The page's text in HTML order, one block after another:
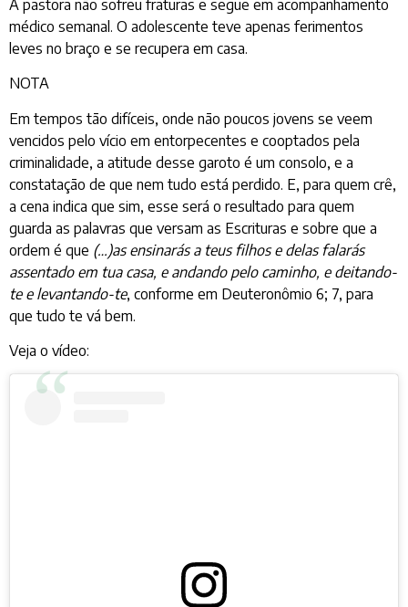
A pastora não sofreu fraturas e segue em acompanhamento
médico semanal. O adolescente teve apenas ferimentos
leves no braço e se recupera em casa.
NOTA
Em tempos tão difíceis, onde não poucos jovens se veem
vencidos pelo vício em entorpecentes e cooptados pela
criminalidade, a atitude desse garoto é um consolo, e a
constatação de que nem tudo está perdido. E, para quem crê,
a cena indica que sim, esse será o resultado para quem
guarda as palavras que versam as Escrituras e sobre que a
ordem é que (…)as ensinarás a teus filhos e delas falarás
assentado em tua casa, e andando pelo caminho, e deitando-
te e levantando-te, conforme em Deuteronômio 6; 7, para
que tudo te vá bem.
Veja o vídeo: